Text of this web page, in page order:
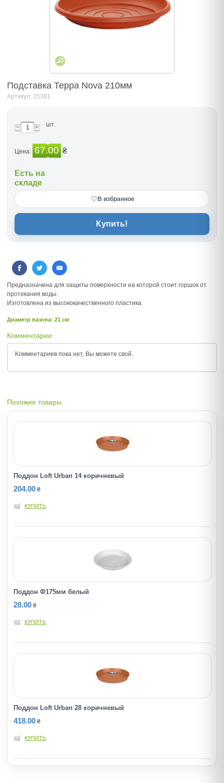
Подставка Терра Nova 210мм
Артикул: 35381
шт.
Цена: 67.00 ₴
Есть на
складе
♡ В избранное
Купить!
Предназначена для защиты поверхности на которой стоит горшок от
протекания воды.
Изготовлена из высококачественного пластика.
Диаметр вазона: 21 см
Комментарии
Комментариев пока нет, Вы можете свой.
Похожие товары
Поддон Loft Urban 14 коричневый
204.00 ₴
КУПИТЬ
Поддон Ф175мм белый
28.00 ₴
КУПИТЬ
Поддон Loft Urban 28 коричневый
418.00 ₴
КУПИТЬ